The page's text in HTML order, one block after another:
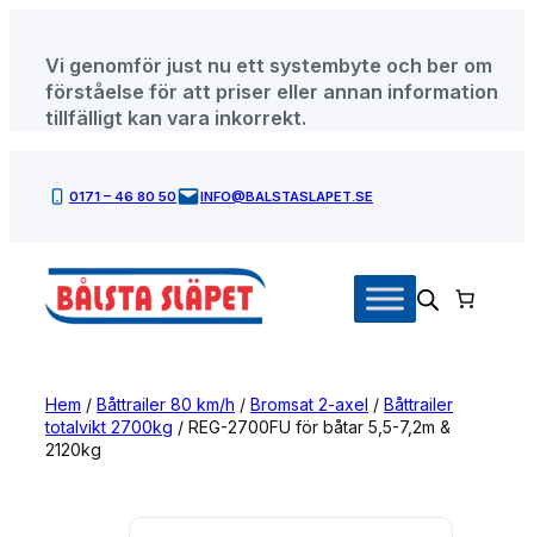
innehåll
Vi genomför just nu ett systembyte och ber om
förståelse för att priser eller annan information
tillfälligt kan vara inkorrekt.
0171 – 46 80 50 INFO@BALSTASLAPET.SE
Hem / Båttrailer 80 km/h / Bromsat 2-axel / Båttrailer
totalvikt 2700kg / REG-2700FU för båtar 5,5-7,2m &
2120kg